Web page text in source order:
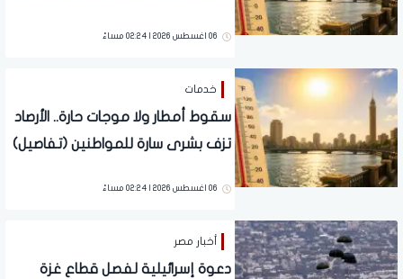
06 اغسطس 2026 | 02:24 مساءً
خدمات
سقوط أمطار ولا موجات حارة.. الأرصاد
تزف بشرى سارة للمواطنين (تفاصيل)
06 اغسطس 2026 | 02:24 مساءً
أخبار مصر
دعوة إسرائيلية لفصل قطاع غزة